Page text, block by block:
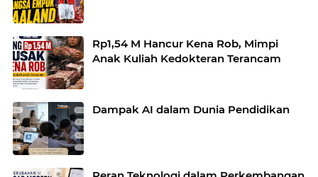
Rp1,54 M Hancur Kena Rob, Mimpi
Anak Kuliah Kedokteran Terancam
Dampak AI dalam Dunia Pendidikan